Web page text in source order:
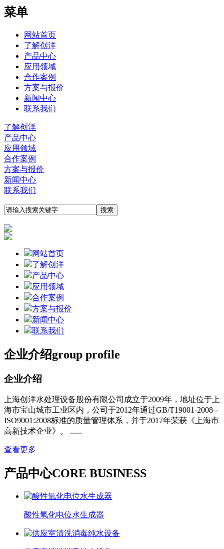
菜单
网站首页
了解创洋
产品中心
应用领域
合作案例
方案与报价
新闻中心
联系我们
了解创洋
产品中心
应用领域
合作案例
方案与报价
新闻中心
联系我们
网站首页
了解创洋
产品中心
应用领域
合作案例
方案与报价
新闻中心
联系我们
企业介绍group profile
企业介绍
上海创洋水处理设备股份有限公司成立于2009年，地址位于上
海市宝山城市工业区内，公司于2012年通过GB/T19001-2008--
ISO9001:2008标准的质量管理体系，并于2017年荣获《上海市
高新技术企业》。 ......
查看更多
产品中心CORE BUSINESS
酸性氧化电位水生成器